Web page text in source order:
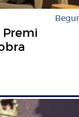
Begur